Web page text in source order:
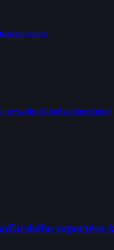
dobre
prevzatie vládnej zodpovednosti
reportéra